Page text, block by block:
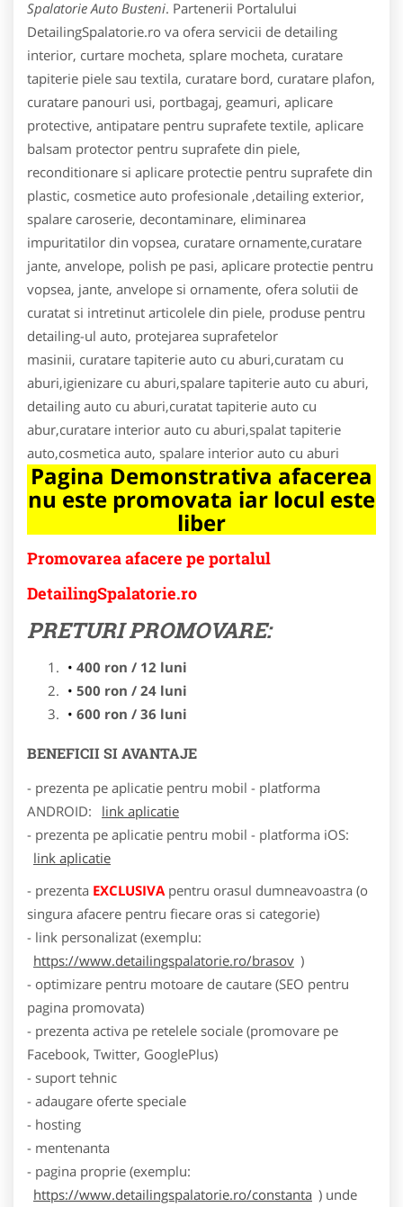
Spalatorie Auto Busteni. Partenerii Portalului
DetailingSpalatorie.ro va ofera servicii de detailing
interior, curtare mocheta, splare mocheta, curatare
tapiterie piele sau textila, curatare bord, curatare plafon,
curatare panouri usi, portbagaj, geamuri, aplicare
protective, antipatare pentru suprafete textile, aplicare
balsam protector pentru suprafete din piele,
reconditionare si aplicare protectie pentru suprafete din
plastic, cosmetice auto profesionale ,detailing exterior,
spalare caroserie, decontaminare, eliminarea
impuritatilor din vopsea, curatare ornamente,curatare
jante, anvelope, polish pe pasi, aplicare protectie pentru
vopsea, jante, anvelope si ornamente, ofera solutii de
curatat si intretinut articolele din piele, produse pentru
detailing-ul auto, protejarea suprafetelor
masinii, curatare tapiterie auto cu aburi,curatam cu
aburi,igienizare cu aburi,spalare tapiterie auto cu aburi,
detailing auto cu aburi,curatat tapiterie auto cu
abur,curatare interior auto cu aburi,spalat tapiterie
auto,cosmetica auto, spalare interior auto cu aburi
Pagina Demonstrativa afacerea
nu este promovata iar locul este
liber
Promovarea afacere pe portalul
DetailingSpalatorie.ro
PRETURI PROMOVARE:
400 ron / 12 luni
500 ron / 24 luni
600 ron / 36 luni
BENEFICII SI AVANTAJE
- prezenta pe aplicatie pentru mobil - platforma
ANDROID:
link aplicatie
- prezenta pe aplicatie pentru mobil - platforma iOS:
link aplicatie
- prezenta EXCLUSIVA pentru orasul dumneavoastra (o
singura afacere pentru fiecare oras si categorie)
- link personalizat (exemplu:
https://www.detailingspalatorie.ro/brasov )
- optimizare pentru motoare de cautare (SEO pentru
pagina promovata)
- prezenta activa pe retelele sociale (promovare pe
Facebook, Twitter, GooglePlus)
- suport tehnic
- adaugare oferte speciale
- hosting
- mentenanta
- pagina proprie (exemplu:
https://www.detailingspalatorie.ro/constanta ) unde